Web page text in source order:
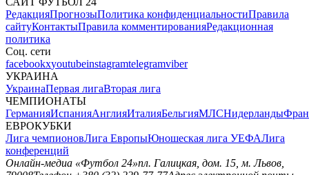
РедакцияПрогнозыПолитика конфиденциальностиПравила
сайтуКонтактыПравила комментированияРедакционная
политика
Соц. сети
facebookxyoutubeinstagramtelegramviber
УКРАИНА
УкраинаПервая лигаВторая лига
ЧЕМПИОНАТЫ
ГерманияИспанияАнглияИталияБельгияМЛСНидерланды
ЕВРОКУБКИ
Лига чемпионовЛига ЕвропыЮношеская лига УЕФАЛига
конференций
Онлайн-медиа «Футбол 24»пл. Галицкая, дом. 15, м. Львов,